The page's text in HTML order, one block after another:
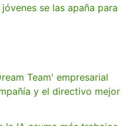
se las apaña para
Team' empresarial
y el directivo mejor